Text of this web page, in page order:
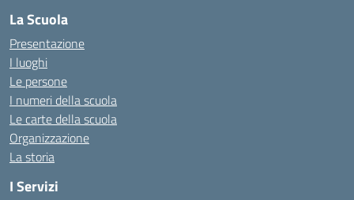
La Scuola
Presentazione
I luoghi
Le persone
I numeri della scuola
Le carte della scuola
Organizzazione
La storia
I Servizi